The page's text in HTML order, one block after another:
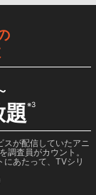
題※3
スが配信していたアニ
調査員がカウント。
あたって、TVシリ